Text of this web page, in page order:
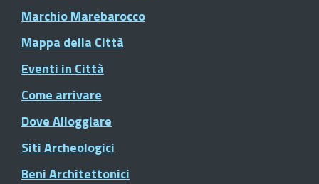
Marchio Marebarocco
Mappa della Città
Eventi in Città
Come arrivare
Dove Alloggiare
Siti Archeologici
Beni Architettonici